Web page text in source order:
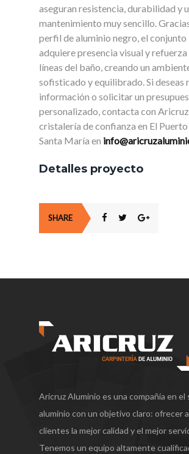
aseguran resistencia, durabilidad y
mantenimiento muy sencillo.
perfil de aluminio negro, el conjunto
adquiere presencia visual y refuerza
líneas del baño, creando un
sofisticado y equilibrado. Si deseas
información o solicitar un
personalizado, contacta con
cristalería de confianza en El
Santa María en
Detalles proyecto
SHARE
Aricruz Aluminio es una compañía en el
aluminio con un objetivo claro: ofrecer
clientes la mejor calidad y el mejor
Tenemos un equipo altamente